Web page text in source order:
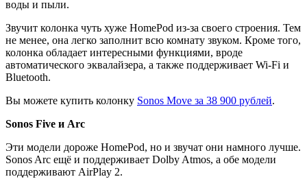
воды и пыли.
Звучит колонка чуть хуже HomePod из-за своего строения. Тем
не менее, она легко заполнит всю комнату звуком. Кроме того,
колонка обладает интересными функциями, вроде
автоматического эквалайзера, а также поддерживает Wi-Fi и
Bluetooth.
Вы можете купить колонку Sonos Move за 38 900 рублей.
Sonos Five и Arc
Эти модели дороже HomePod, но и звучат они намного лучше.
Sonos Arc ещё и поддерживает Dolby Atmos, а обе модели
поддерживают AirPlay 2.